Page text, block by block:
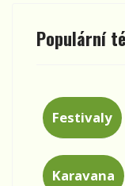
Populární
Festivaly
Karavana